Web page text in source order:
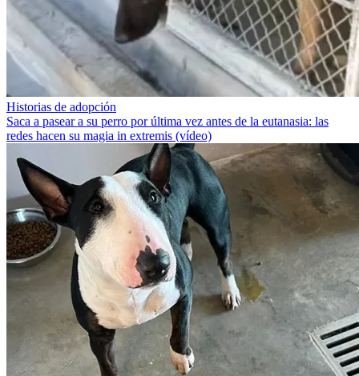
Historias de adopción
Saca a pasear a su perro por última vez antes de la eutanasia: las
redes hacen su magia in extremis (vídeo)